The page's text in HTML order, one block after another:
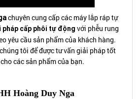
chuyên cung cấp các máy lắp ráp tự
pháp cấp phôi tự động với phễu rung
yêu cầu sản phẩm của khách hàng.
tôi để được tư vấn giải pháp tốt
các sản phẩm của bạn.
Hoàng Duy Nga